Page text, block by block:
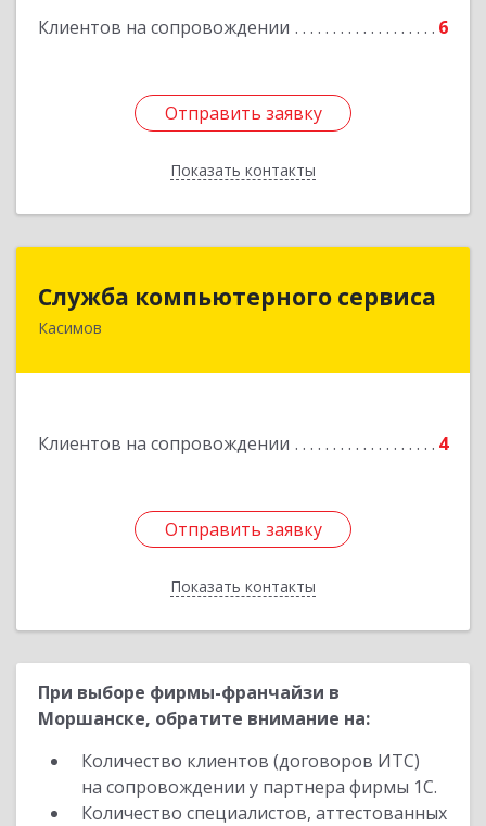
Клиентов на сопровождении 6
Отправить заявку
Показать контакты
Отправить заявку
Назад
Служба компьютерного сервиса
Касимов
Клиентов на сопровождении 4
Отправить заявку
Показать контакты
Служба компьютерного сервиса
391300, Рязанская обл., г.Касимов, ул.Советская
Отправить заявку
Назад
При выборе фирмы-франчайзи в
Моршанске, обратите внимание на:
Количество клиентов (договоров ИТС)
на сопровождении у партнера фирмы 1С.
Количество специалистов, аттестованных